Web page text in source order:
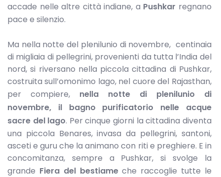
accade nelle altre città indiane, a Pushkar regnano
pace e silenzio.
Ma nella notte del plenilunio di novembre, centinaia
di migliaia di pellegrini, provenienti da tutta l’India del
nord, si riversano nella piccola cittadina di Pushkar,
costruita sull’omonimo lago, nel cuore del Rajasthan,
per compiere, nella notte di plenilunio di
novembre, il bagno purificatorio nelle acque
sacre del lago. Per cinque giorni la cittadina diventa
una piccola Benares, invasa da pellegrini, santoni,
asceti e guru che la animano con riti e preghiere. E in
concomitanza, sempre a Pushkar, si svolge la
grande Fiera del bestiameche raccoglie tutte le